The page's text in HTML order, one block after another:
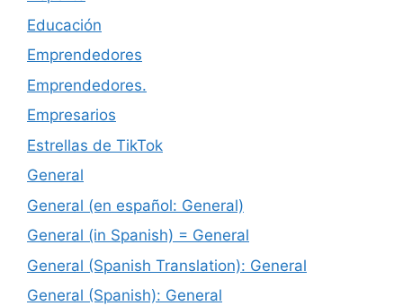
Educación
Emprendedores
Emprendedores.
Empresarios
Estrellas de TikTok
General
General (en español: General)
General (in Spanish) = General
General (Spanish Translation): General
General (Spanish): General